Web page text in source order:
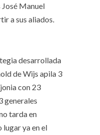
Manuel
a sus aliados.
desarrollada
de Wijs apila 3
con 23
generales
tarda en
lugar ya en el